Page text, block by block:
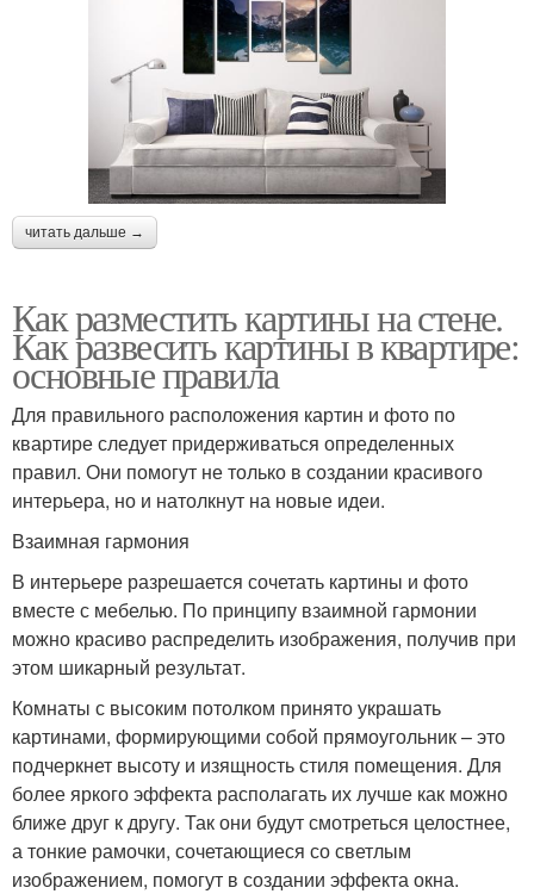
читать дальше →
Как разместить картины на стене.
Как развесить картины в квартире:
основные правила
Для правильного расположения картин и фото по
квартире следует придерживаться определенных
правил. Они помогут не только в создании красивого
интерьера, но и натолкнут на новые идеи.
Взаимная гармония
В интерьере разрешается сочетать картины и фото
вместе с мебелью. По принципу взаимной гармонии
можно красиво распределить изображения, получив при
этом шикарный результат.
Комнаты с высоким потолком принято украшать
картинами, формирующими собой прямоугольник – это
подчеркнет высоту и изящность стиля помещения. Для
более яркого эффекта располагать их лучше как можно
ближе друг к другу. Так они будут смотреться целостнее,
а тонкие рамочки, сочетающиеся со светлым
изображением, помогут в создании эффекта окна.